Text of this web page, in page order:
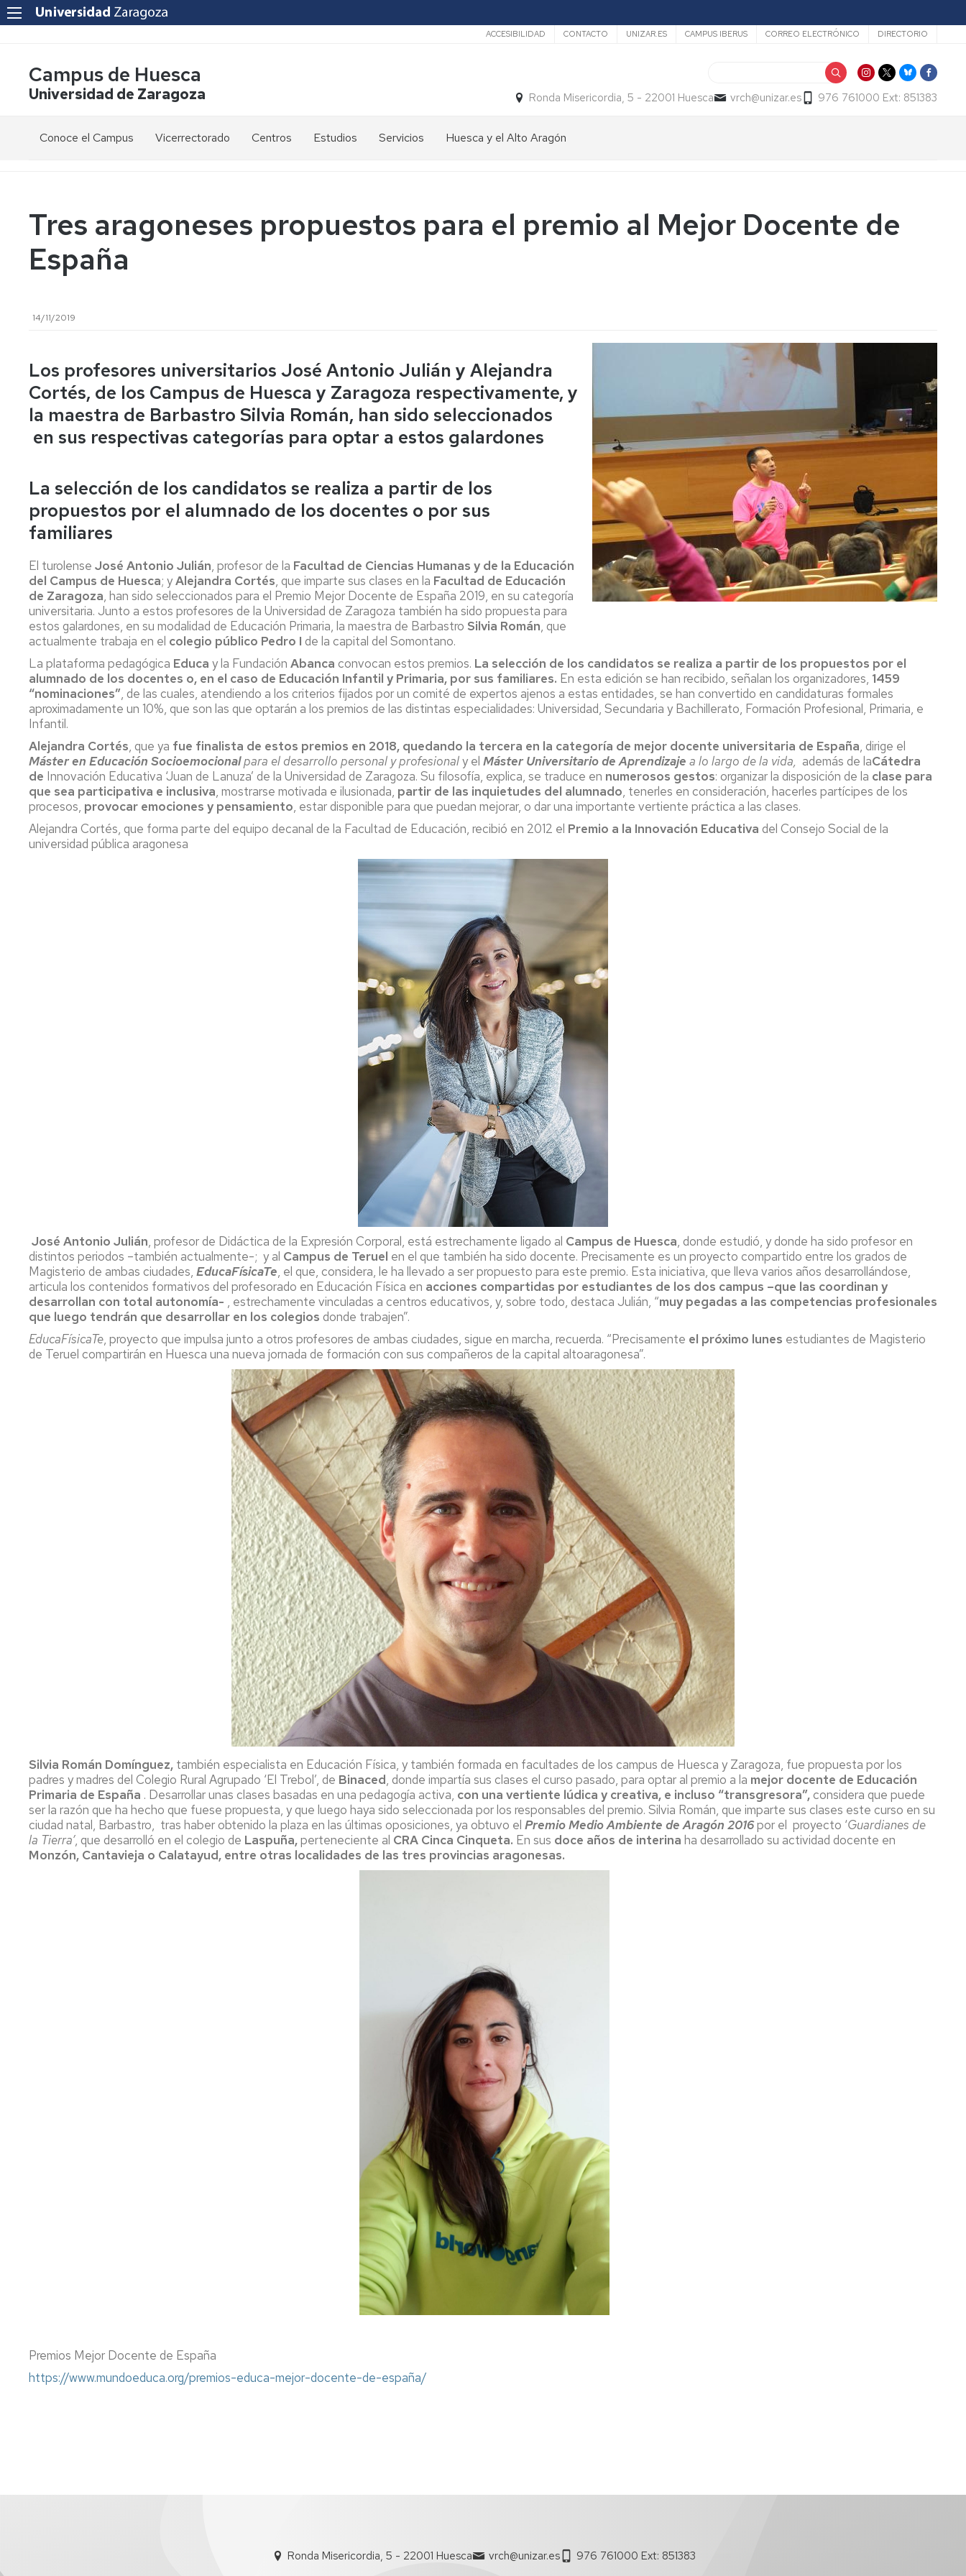
Secundario
ACCESIBILIDAD CONTACTO UNIZAR.ES CAMPUS IBERUS CORREO ELECTRÓNICO DIRECTORIO
Campus de Huesca
Universidad de Zaragoza Ronda Misericordia, 5 - 22001 Huesca vrch@unizar.es 976 761000 Ext: 851383
Conoce el Campus
Vicerrectora
de
Gobierno
estamos
Documentos
de
referencia/Normativa
Get
to
Vicerrectorado
el
Lenguas
Universidad
de
la
Experiencia
en
el
Huesca
Empleo
Internacionalización
Cultura,
Imagen
Actividades
Comunicación
imagen
Actividades
deportivas
Informática
y
comunicaciones
Servicio
de
Mantenimiento
Conserjería
interno
Unizar
Otros
servicios
el
Campus
Centros Estudios
Estudios
Servicios Huesca y el Alto Aragón
de
Cultura
Servicios
para
jóvenes
Tres aragoneses propuestos para el premio al Mejor Docente de
España
14/11/2019
Los profesores universitarios José Antonio Julián y Alejandra
Cortés, de los Campus de Huesca y Zaragoza respectivamente, y
la maestra de Barbastro Silvia Román, han sido seleccionados
en sus respectivas categorías para optar a estos galardones
La selección de los candidatos se realiza a partir de los
propuestos por el alumnado de los docentes o por sus
familiares
El turolense José Antonio Julián, profesor de la Facultad de Ciencias Humanas y de la Educación
del Campus de Huesca; yAlejandra Cortés, que imparte sus clases en la Facultad de Educación
de Zaragoza, han sido seleccionados para el Premio Mejor Docente de España 2019, en su categoría
universitaria. Junto a estos profesores de la Universidad de Zaragoza también ha sido propuesta para
estos galardones, en su modalidad de Educación Primaria, la maestra de Barbastro Silvia Román, que
actualmente trabaja en el colegio público Pedro I de la capital del Somontano.
La plataforma pedagógica Educa y la Fundación Abanca convocan estos premios. La selección de los candidatos se realiza a partir de los propuestos por el
alumnado de los docentes o, en el caso de Educación Infantil y Primaria, por sus familiares. En esta edición se han recibido, señalan los organizadores, 1459
“nominaciones”, de las cuales, atendiendo a los criterios fijados por un comité de expertos ajenos a estas entidades, se han convertido en candidaturas formales
aproximadamente un 10%, que son las que optarán a los premios de las distintas especialidades: Universidad, Secundaria y Bachillerato, Formación Profesional, Primaria, e
Infantil.
Alejandra Cortés, que ya fue finalista de estos premios en 2018, quedando la tercera en la categoría de mejor docente universitaria de España, dirige el
Másteren Educación Socioemocionalpara el desarrollo personal y profesionaly el Máster Universitario de Aprendizaje a lo largo de la vida, además de laCátedra
de Innovación Educativa ‘Juan de Lanuza’ de la Universidad de Zaragoza. Su filosofía, explica, se traduce en numerosos gestos: organizar la disposición de la clase para
que sea participativa e inclusiva, mostrarse motivada e ilusionada, partir de las inquietudes del alumnado, tenerles en consideración, hacerles partícipes de los
procesos, provocar emociones y pensamiento, estar disponible para que puedan mejorar, o dar una importante vertiente práctica a las clases.
Alejandra Cortés, que forma parte del equipo decanal de la Facultad de Educación, recibió en 2012 el Premio a la Innovación Educativa del Consejo Social de la
universidad pública aragonesa
José Antonio Julián, profesor de Didáctica de la Expresión Corporal, está estrechamente ligado al Campus de Huesca, donde estudió, y donde ha sido profesor en
distintos periodos –también actualmente-; y al Campus de Teruel en el que también ha sido docente. Precisamente es un proyecto compartido entre los grados de
Magisterio de ambas ciudades, EducaFísicaTe, el que, considera, le ha llevado a ser propuesto para este premio. Esta iniciativa, que lleva varios años desarrollándose,
articula los contenidos formativos del profesorado en Educación Física en acciones compartidas por estudiantes de los dos campus –que las coordinan y
desarrollan con total autonomía- , estrechamente vinculadas a centros educativos, y, sobre todo, destaca Julián, “muy pegadas a las competencias profesionales
que luego tendrán que desarrollar en los colegios donde trabajen”.
EducaFísicaTe, proyecto que impulsa junto a otros profesores de ambas ciudades, sigue en marcha, recuerda. “Precisamente el próximo lunes estudiantes de Magisterio
de Teruel compartirán en Huesca una nueva jornada de formación con sus compañeros de la capital altoaragonesa”.
Silvia Román Domínguez, también especialista en Educación Física, y también formada en facultades de los campus de Huesca y Zaragoza, fue propuesta por los
padres y madres del Colegio Rural Agrupado ‘El Trebol’, de Binaced, donde impartía sus clases el curso pasado, para optar al premio a la mejor docente de Educación
Primaria de España . Desarrollar unas clases basadas en una pedagogía activa, con una vertiente lúdica y creativa, e incluso “transgresora”,considera que puede
ser la razón que ha hecho que fuese propuesta, y que luego haya sido seleccionada por los responsables del premio. Silvia Román, que imparte sus clases este curso en su
ciudad natal, Barbastro, tras haber obtenido la plaza en las últimas oposiciones, ya obtuvo el Premio Medio Ambiente de Aragón 2016por el proyecto ‘Guardianes de
la Tierra’, que desarrolló en el colegio de Laspuña,perteneciente al CRA Cinca Cinqueta. En sus doce años de interina ha desarrollado su actividad docente en
Monzón, Cantavieja o Calatayud, entre otras localidades de las tres provincias aragonesas.
Premios Mejor Docente de España
https://www.mundoeduca.org/premios-educa-mejor-docente-de-españa/
Ronda Misericordia, 5 - 22001 Huesca vrch@unizar.es 976 761000 Ext: 851383